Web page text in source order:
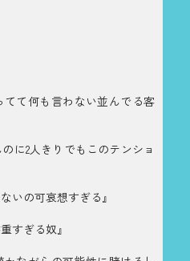
てて何も言わない並んでる客
に2人きりでもこのテンショ
いの可哀想すぎる』
すぎる奴』